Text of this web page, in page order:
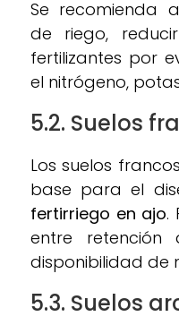
Se recomienda
de riego,
fertilizantes por
el nitrógeno,
5.2. Suelos
Los suelos
base para el
fertirriego en ajo.
entre
disponibilidad de
5.3. Suelos